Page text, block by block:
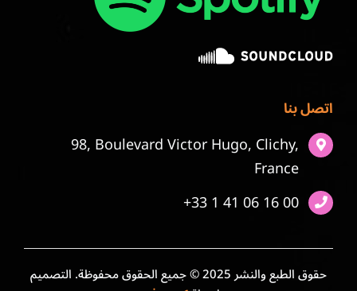
اتصل بنا
98, Boulevard Victor Hugo, Clichy,
France
+33 1 41 06 16 00
حقوق الطبع والنشر 2025 © جميع الحقوق محفوظة. التصميم